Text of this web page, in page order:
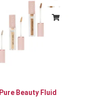
Pure Beauty Fluid